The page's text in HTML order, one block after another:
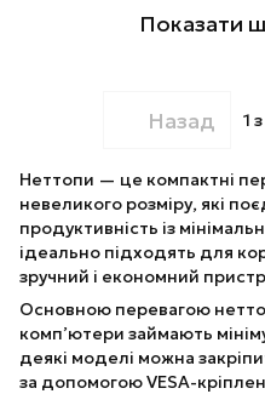
Показати
Назад 1
Неттопи — це компактні
невеликого розміру, які
продуктивність із
ідеально підходять для
зручний і економний
Основною перевагою
комп’ютери займають
деякі моделі можна
за допомогою VESA-